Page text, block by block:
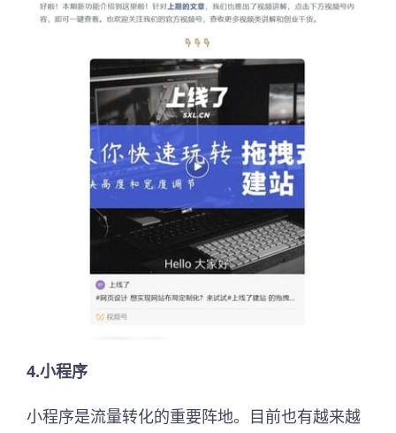
4.小程序
小程序是流量转化的重要阵地。目前也有越来越